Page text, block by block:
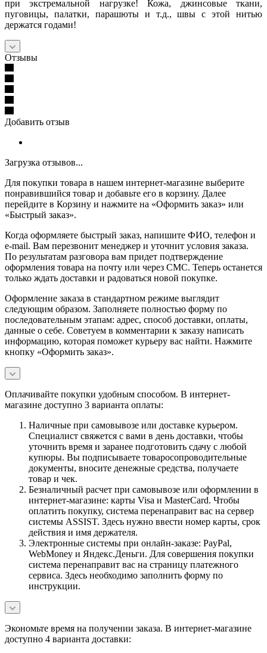
при экстремальной нагрузке! Кожа, джинсовые ткани,
пуговицы, палатки, парашюты и т.д., швы с этой нитью
держатся годами!
Отзывы
Добавить отзыв
Загрузка отзывов...
Для покупки товара в нашем интернет-магазине выберите
понравившийся товар и добавьте его в корзину. Далее
перейдите в Корзину и нажмите на «Оформить заказ» или
«Быстрый заказ».
Когда оформляете быстрый заказ, напишите ФИО, телефон и
e-mail. Вам перезвонит менеджер и уточнит условия заказа.
По результатам разговора вам придет подтверждение
оформления товара на почту или через СМС. Теперь останется
только ждать доставки и радоваться новой покупке.
Оформление заказа в стандартном режиме выглядит
следующим образом. Заполняете полностью форму по
последовательным этапам: адрес, способ доставки, оплаты,
данные о себе. Советуем в комментарии к заказу написать
информацию, которая поможет курьеру вас найти. Нажмите
кнопку «Оформить заказ».
Оплачивайте покупки удобным способом. В интернет-
магазине доступно 3 варианта оплаты:
Наличные при самовывозе или доставке курьером.
Специалист свяжется с вами в день доставки, чтобы
уточнить время и заранее подготовить сдачу с любой
купюры. Вы подписываете товаросопроводительные
документы, вносите денежные средства, получаете
товар и чек.
Безналичный расчет при самовывозе или оформлении в
интернет-магазине: карты Visa и MasterCard. Чтобы
оплатить покупку, система перенаправит вас на сервер
системы ASSIST. Здесь нужно ввести номер карты, срок
действия и имя держателя.
Электронные системы при онлайн-заказе: PayPal,
WebMoney и Яндекс.Деньги. Для совершения покупки
система перенаправит вас на страницу платежного
сервиса. Здесь необходимо заполнить форму по
инструкции.
Экономьте время на получении заказа. В интернет-магазине
доступно 4 варианта доставки: